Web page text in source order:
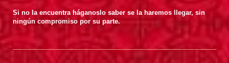
Si no la encuentra háganoslo saber se la haremos llegar, sin
ningún compromiso por su parte.